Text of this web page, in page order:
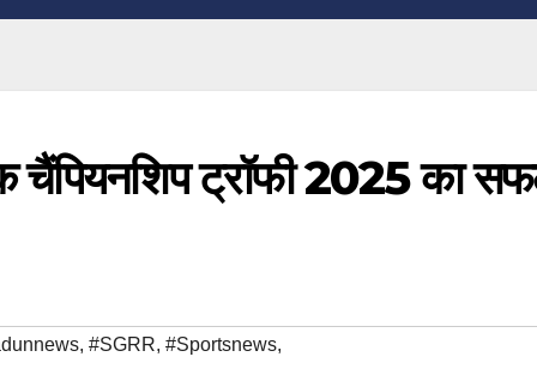
चैंपियनशिप ट्रॉफी 2025 का
, #SGRR, #Sportsnews,